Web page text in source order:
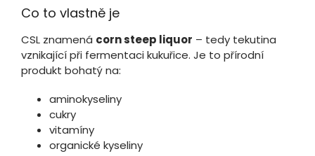
Co to vlastně je
CSL znamená corn steep liquor – tedy tekutina
vznikající při fermentaci kukuřice. Je to přírodní
produkt bohatý na:
aminokyseliny
cukry
vitamíny
organické kyseliny